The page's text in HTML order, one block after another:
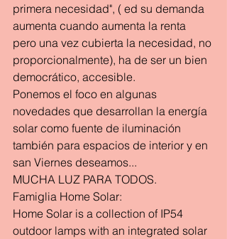
primera necesidad", ( ed su demanda
aumenta cuando aumenta la renta
pero una vez cubierta la necesidad, no
proporcionalmente), ha de ser un bien
democrático, accesible.
Ponemos el foco en algunas
novedades que desarrollan la energía
solar como fuente de iluminación
también para espacios de interior y en
san Viernes deseamos...
MUCHA LUZ PARA TODOS.
Famiglia Home Solar:
Home Solar is a collection of IP54
outdoor lamps with an integrated solar